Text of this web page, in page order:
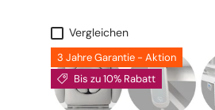
Vergleichen
3 Jahre Garantie - Aktion
Bis zu 10% Rabatt